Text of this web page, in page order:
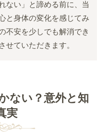
ない」と諦める前に、当
と身体の変化を感じてみ
不安を少しでも解消でき
せていただきます。
ない？意外と知
実